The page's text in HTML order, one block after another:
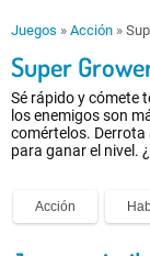
Juegos » Acción »
Super
Sé rápido y cómete
los enemigos son
comértelos. Derrota
para ganar el nivel.
Acción